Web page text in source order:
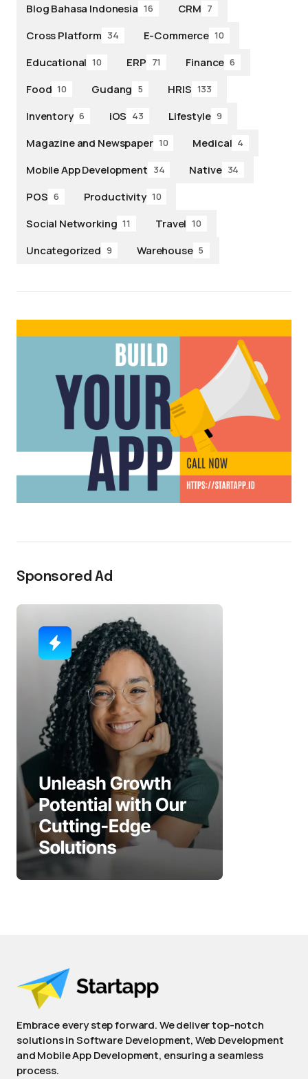
Blog Bahasa Indonesia 16 CRM 7
Cross Platform 34 E-Commerce 10
Educational 10 ERP 71 Finance 6
Food 10 Gudang 5 HRIS 133
Inventory 6 iOS 43 Lifestyle 9
Magazine and Newspaper 10 Medical 4
Mobile App Development 34 Native 34
POS 6 Productivity 10
Social Networking 11 Travel 10
Uncategorized 9 Warehouse 5
Sponsored Ad
Embrace every step forward. We deliver top-notch
solutions in Software Development, Web Development
and Mobile App Development, ensuring a seamless
process.